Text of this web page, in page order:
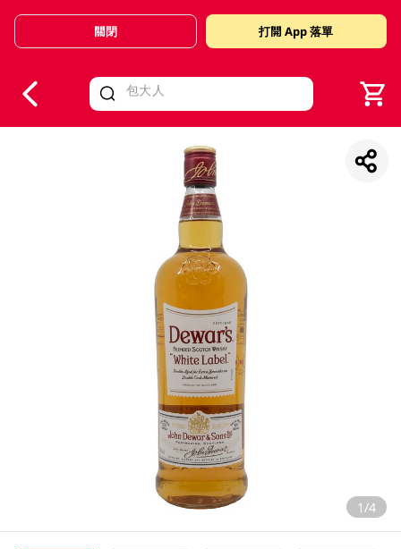
Valid Until 30 June 2026
關閉 打開 App 落單
1/4